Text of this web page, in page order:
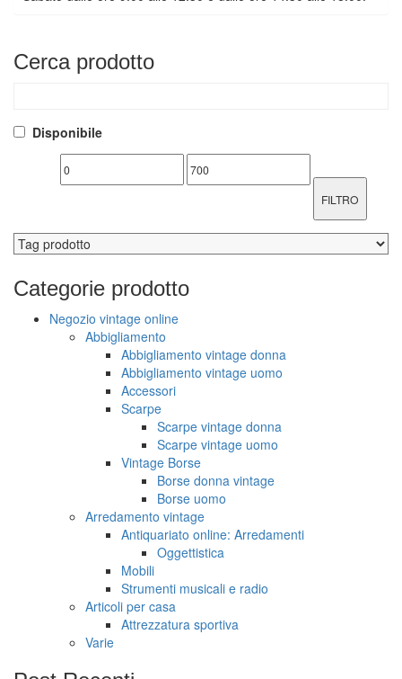
Cerca prodotto
Disponibile
FILTRO
Categorie prodotto
Negozio vintage online
Abbigliamento
Abbigliamento vintage donna
Abbigliamento vintage uomo
Accessori
Scarpe
Scarpe vintage donna
Scarpe vintage uomo
Vintage Borse
Borse donna vintage
Borse uomo
Arredamento vintage
Antiquariato online: Arredamenti
Oggettistica
Mobili
Strumenti musicali e radio
Articoli per casa
Attrezzatura sportiva
Varie